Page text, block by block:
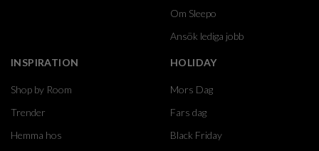
Om Sleepo
Ansök lediga jobb
INSPIRATION
Shop by Room
Trender
Hemma hos
HOLIDAY
Mors Dag
Fars dag
Black Friday